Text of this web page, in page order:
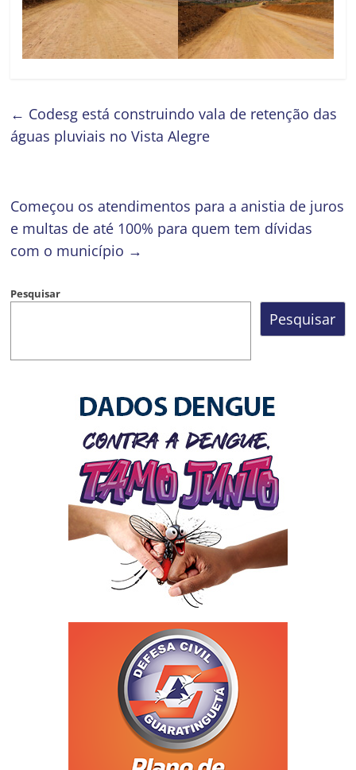
← Codesg está construindo vala de retenção das
águas pluviais no Vista Alegre
Começou os atendimentos para a anistia de juros
e multas de até 100% para quem tem dívidas
com o município →
Pesquisar
Pesquisar